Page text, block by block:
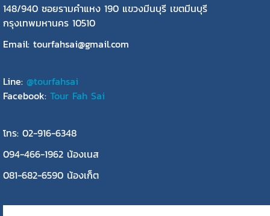
148/940 ซอยรามคำแหง 190 แขวงมีนบุรี เขตมีนบุรี
กรุงเทพมหานคร 10510
Email: tourfahsai@gmail.com
Line: @tourfahsai
Facebook: Tour Fah Sai
โทร: 02-916-6348
094-466-1962 น้องเนส
081-682-6590 น้องเก็ต